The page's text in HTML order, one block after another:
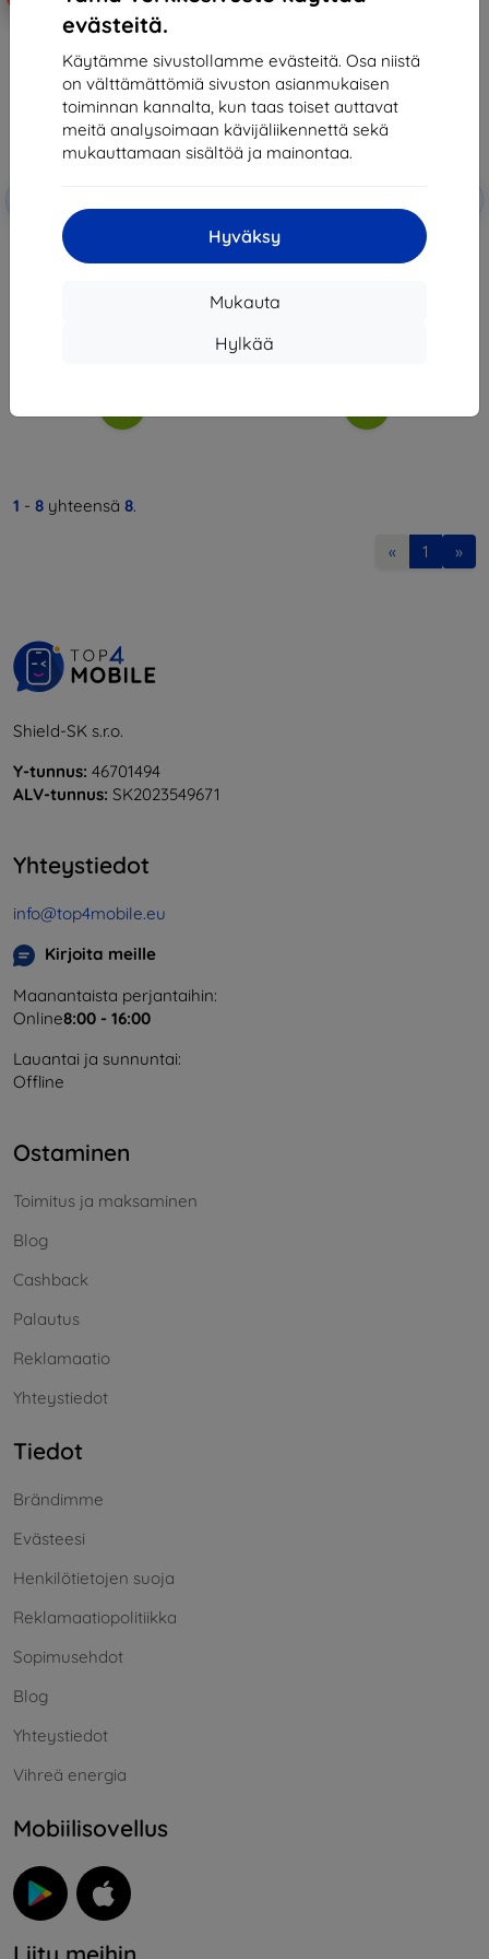
evästeitä.
Käytämme sivustollamme evästeitä. Osa niistä
on välttämättömiä sivuston asianmukaisen
toiminnan kannalta, kun taas toiset auttavat
meitä analysoimaan kävijäliikennettä sekä
mukauttamaan sisältöä ja mainontaa.
Hyväksy
Mukauta
Hylkää
kupongilla
Beline Hihna Redmi Watch 4
Musta ja Oranssi
kupongilla
3MK FlexibleGlass Watch Redmi
Watch 4 hybridi lasi
1 - 8 yhteensä 8.
« 1 »
Shield-SK s.r.o.
Y-tunnus: 46701494
ALV-tunnus: SK2023549671
Yhteystiedot
info@top4mobile.eu
Kirjoita meille
Maanantaista perjantaihin:
Online8:00 - 16:00
Lauantai ja sunnuntai:
Offline
Ostaminen
Toimitus ja maksaminen
Blog
Cashback
Palautus
Reklamaatio
Yhteystiedot
Tiedot
Brändimme
Evästeesi
Henkilötietojen suoja
Reklamaatiopolitiikka
Sopimusehdot
Blog
Yhteystiedot
Vihreä energia
Mobiilisovellus
Liity meihin